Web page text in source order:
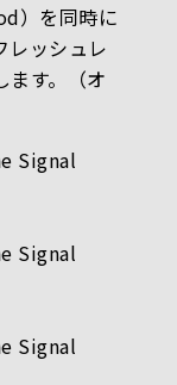
）を同時に
レッシュレ
ます。（オ